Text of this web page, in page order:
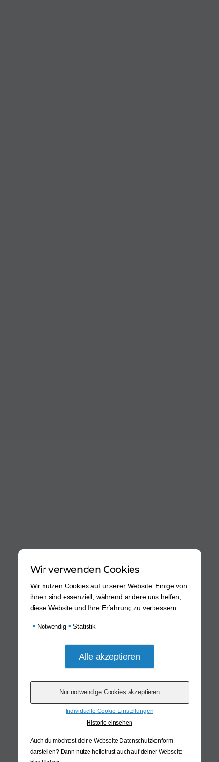
Wir verwenden Cookies
Wir nutzen Cookies auf unserer Website. Einige von
ihnen sind essenziell, während andere uns helfen,
diese Website und Ihre Erfahrung zu verbessern.
• Notwendig • Statistik
Individuelle Cookie-Einstellungen
Historie einsehen
Auch du möchtest deine Webseite Datenschutzkonform
darstellen? Dann nutze hellotrust auch auf deiner Webseite -